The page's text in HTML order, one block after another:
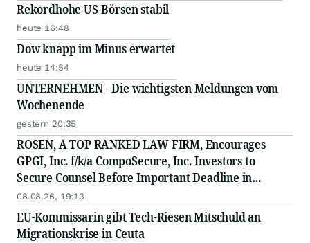
Rekordhohe US-Börsen stabil
heute 16:48
Dow knapp im Minus erwartet
heute 14:54
UNTERNEHMEN - Die wichtigsten Meldungen vom
Wochenende
gestern 20:35
ROSEN, A TOP RANKED LAW FIRM, Encourages
GPGI, Inc. f/k/a CompoSecure, Inc. Investors to
Secure Counsel Before Important Deadline in
Securities Class Action - GPGI, CMPO
08.08.26, 19:13
EU-Kommissarin gibt Tech-Riesen Mitschuld an
Migrationskrise in Ceuta